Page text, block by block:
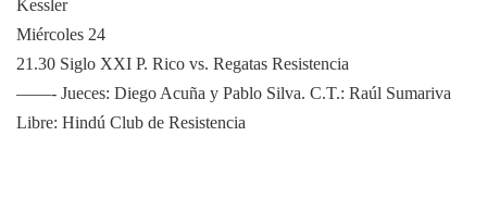
Kessler
Miércoles 24
21.30 Siglo XXI P. Rico vs. Regatas Resistencia
——- Jueces: Diego Acuña y Pablo Silva. C.T.: Raúl Sumariva
Libre: Hindú Club de Resistencia